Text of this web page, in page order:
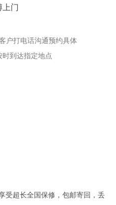
上门
户打电话沟通预约具体
时到达指定地点
受超长全国保修，包邮寄回，丢